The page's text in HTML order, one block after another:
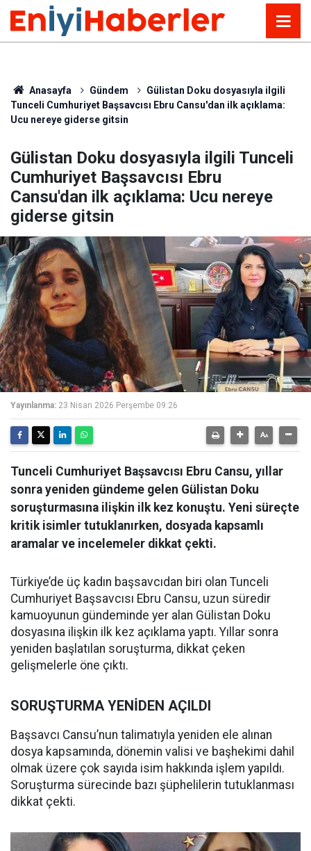
Anasayfa Gündem
Gülistan Doku dosyasıyla ilgili
Tunceli Cumhuriyet Başsavcısı Ebru Cansu'dan ilk açıklama:
Ucu nereye giderse gitsin
Gülistan Doku dosyasıyla ilgili Tunceli
Cumhuriyet Başsavcısı Ebru
Cansu'dan ilk açıklama: Ucu nereye
giderse gitsin
Yayınlanma: 23 Nisan 2026 Perşembe 09:26
Tunceli Cumhuriyet Başsavcısı Ebru Cansu, yıllar
sonra yeniden gündeme gelen Gülistan Doku
soruşturmasına ilişkin ilk kez konuştu. Yeni süreçte
kritik isimler tutuklanırken, dosyada kapsamlı
aramalar ve incelemeler dikkat çekti.
Türkiye’de üç kadın başsavcıdan biri olan Tunceli
Cumhuriyet Başsavcısı Ebru Cansu, uzun süredir
kamuoyunun gündeminde yer alan Gülistan Doku
dosyasına ilişkin ilk kez açıklama yaptı. Yıllar sonra
yeniden başlatılan soruşturma, dikkat çeken
gelişmelerle öne çıktı.
SORUŞTURMA YENİDEN AÇILDI
Başsavcı Cansu’nun talimatıyla yeniden ele alınan
dosya kapsamında, dönemin valisi ve başhekimi dahil
olmak üzere çok sayıda isim hakkında işlem yapıldı.
Soruşturma sürecinde bazı şüphelilerin tutuklanması
dikkat çekti.